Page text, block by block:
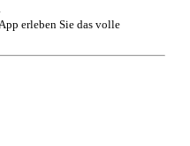
erleben Sie das volle